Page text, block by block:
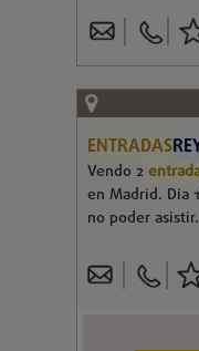
ENTRADAS
Vendo 2
en Madrid. Día
no poder